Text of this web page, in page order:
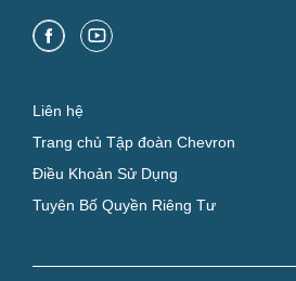
Liên hệ
Trang chủ Tập đoàn Chevron
Điều Khoản Sử Dụng
Tuyên Bố Quyền Riêng Tư